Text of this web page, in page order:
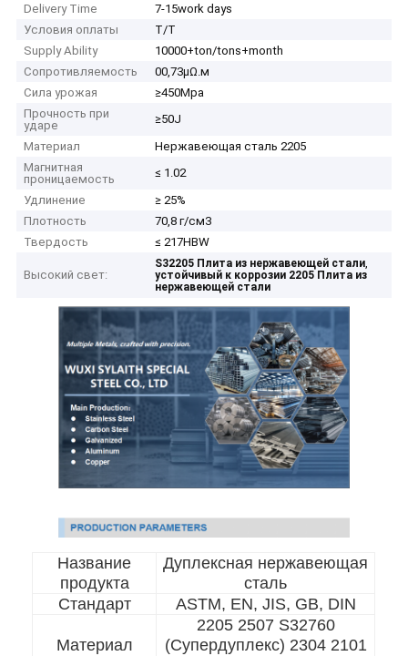
Delivery Time
7-15work days
Условия оплаты
T/T
Supply Ability
10000+ton/tons+month
Сопротивляемость
00,73μΩ.м
Сила урожая
≥450Mpa
Прочность при
ударе
≥50J
Материал
Нержавеющая сталь 2205
Магнитная
проницаемость
≤ 1.02
Удлинение
≥ 25%
Плотность
70,8 г/см3
Твердость
≤ 217HBW
Высокий свет:
S32205 Плита из нержавеющей стали,
устойчивый к коррозии 2205 Плита из
нержавеющей стали
Название
продукта
Дуплексная нержавеющая
сталь
Стандарт
ASTM, EN, JIS, GB, DIN
Материал
2205 2507 S32760
(Супердуплекс) 2304 2101